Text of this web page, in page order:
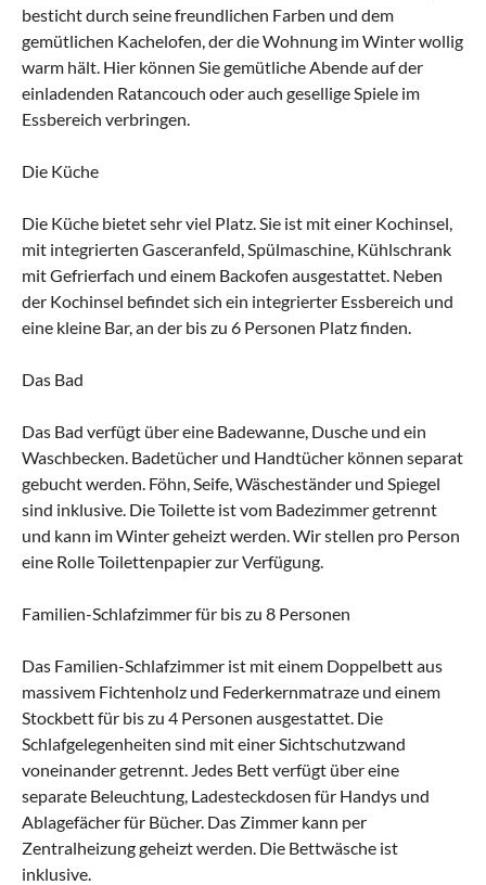
besticht durch seine freundlichen Farben und dem
gemütlichen Kachelofen, der die Wohnung im Winter wollig
warm hält. Hier können Sie gemütliche Abende auf der
einladenden Ratancouch oder auch gesellige Spiele im
Essbereich verbringen.
Die Küche
Die Küche bietet sehr viel Platz. Sie ist mit einer Kochinsel,
mit integrierten Gasceranfeld, Spülmaschine, Kühlschrank
mit Gefrierfach und einem Backofen ausgestattet. Neben
der Kochinsel befindet sich ein integrierter Essbereich und
eine kleine Bar, an der bis zu 6 Personen Platz finden.
Das Bad
Das Bad verfügt über eine Badewanne, Dusche und ein
Waschbecken. Badetücher und Handtücher können separat
gebucht werden. Föhn, Seife, Wäscheständer und Spiegel
sind inklusive. Die Toilette ist vom Badezimmer getrennt
und kann im Winter geheizt werden. Wir stellen pro Person
eine Rolle Toilettenpapier zur Verfügung.
Familien-Schlafzimmer für bis zu 8 Personen
Das Familien-Schlafzimmer ist mit einem Doppelbett aus
massivem Fichtenholz und Federkernmatraze und einem
Stockbett für bis zu 4 Personen ausgestattet. Die
Schlafgelegenheiten sind mit einer Sichtschutzwand
voneinander getrennt. Jedes Bett verfügt über eine
separate Beleuchtung, Ladesteckdosen für Handys und
Ablagefächer für Bücher. Das Zimmer kann per
Zentralheizung geheizt werden. Die Bettwäsche ist
inklusive.